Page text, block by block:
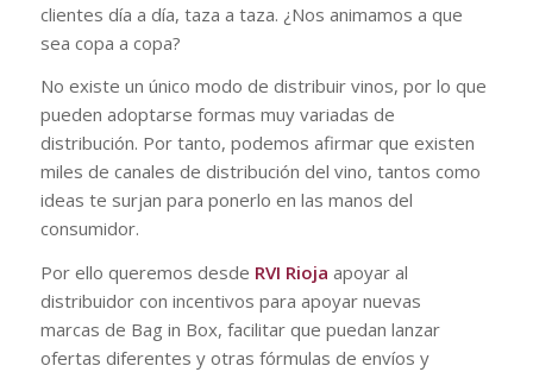
clientes día a día, taza a taza. ¿Nos animamos a que
sea copa a copa?
No existe un único modo de distribuir vinos, por lo que
pueden adoptarse formas muy variadas de
distribución. Por tanto, podemos afirmar que existen
miles de canales de distribución del vino, tantos como
ideas te surjan para ponerlo en las manos del
consumidor.
Por ello queremos desde RVI Rioja apoyar al
distribuidor con incentivos para apoyar nuevas
marcas de Bag in Box, facilitar que puedan lanzar
ofertas diferentes y otras fórmulas de envíos y